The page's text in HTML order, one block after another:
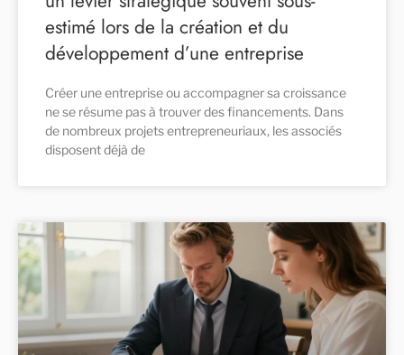
estimé lors de la création et du
développement d’une entreprise
Créer une entreprise ou accompagner sa croissance
ne se résume pas à trouver des financements. Dans
de nombreux projets entrepreneuriaux, les associés
disposent déjà de